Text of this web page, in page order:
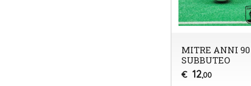
MITRE ANNI 90
SUBBUTEO
€ 12,00